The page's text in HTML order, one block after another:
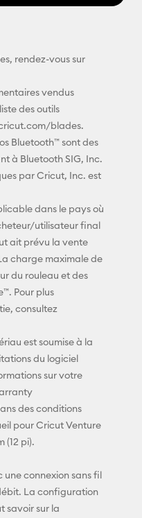
rendez-vous sur
vendus
des outils
blades.
Bluetooth™ sont des
à Bluetooth SIG, Inc.
par Cricut, Inc. est
dans le pays où
utilisateur final
ait prévu la vente
charge maximale de
du rouleau et des
Pour plus
consultez
est soumise à la
du logiciel
sur votre
des conditions
pour Cricut Venture
(12 pi).
connexion sans fil
La configuration
savoir sur la